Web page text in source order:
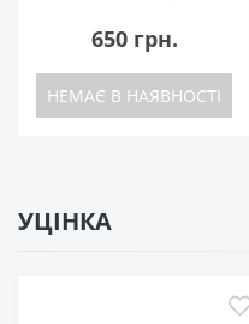
650 грн.
НЕМАЄ В НАЯВНОСТІ
УЦІНКА